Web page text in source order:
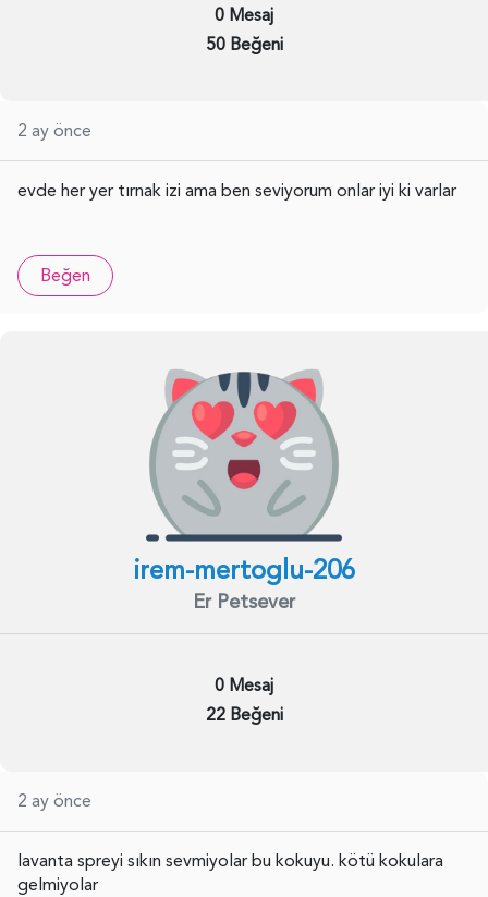
0 Mesaj
50 Beğeni
2 ay önce
evde her yer tırnak izi ama ben seviyorum onlar iyi ki varlar
Beğen
irem-mertoglu-206
Er Petsever
0 Mesaj
22 Beğeni
2 ay önce
lavanta spreyi sıkın sevmiyolar bu kokuyu. kötü kokulara
gelmiyolar